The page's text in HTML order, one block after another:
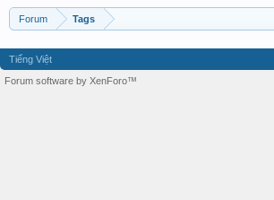
Forum Tags
Tiếng Việt
Forum software by XenForo™